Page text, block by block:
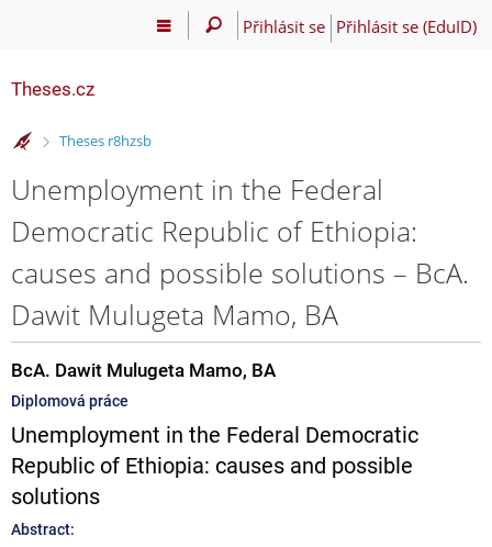
Přihlásit se Přihlásit se (EduID)
Theses.cz
>
Theses r8hzsb
Unemployment in the Federal
Democratic Republic of Ethiopia:
causes and possible solutions – BcA.
Dawit Mulugeta Mamo, BA
BcA. Dawit Mulugeta Mamo, BA
Diplomová práce
Unemployment in the Federal Democratic
Republic of Ethiopia: causes and possible
solutions
Abstract: